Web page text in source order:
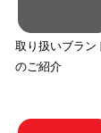
取り扱いブラン
のご紹介